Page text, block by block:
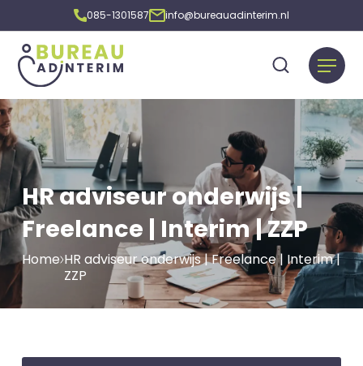
085-1301587 info@bureauadinterim.nl
HR adviseur onderwijs |
Freelance | Interim | ZZP
Home HR adviseur onderwijs | Freelance | Interim |
ZZP